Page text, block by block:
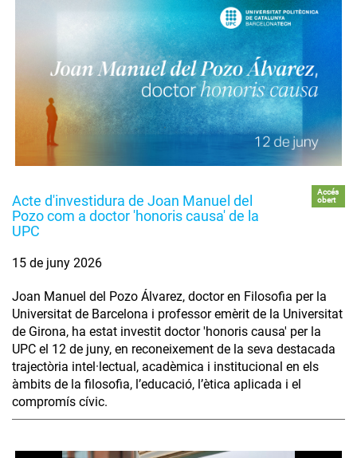
Acte d'investidura de Joan Manuel del
Pozo com a doctor 'honoris causa' de la
UPC
Accés
obert
15 de juny 2026
Joan Manuel del Pozo Álvarez, doctor en Filosofia per la
Universitat de Barcelona i professor emèrit de la Universitat
de Girona, ha estat investit doctor 'honoris causa' per la
UPC el 12 de juny, en reconeixement de la seva destacada
trajectòria intel·lectual, acadèmica i institucional en els
àmbits de la filosofia, l’educació, l’ètica aplicada i el
compromís cívic.